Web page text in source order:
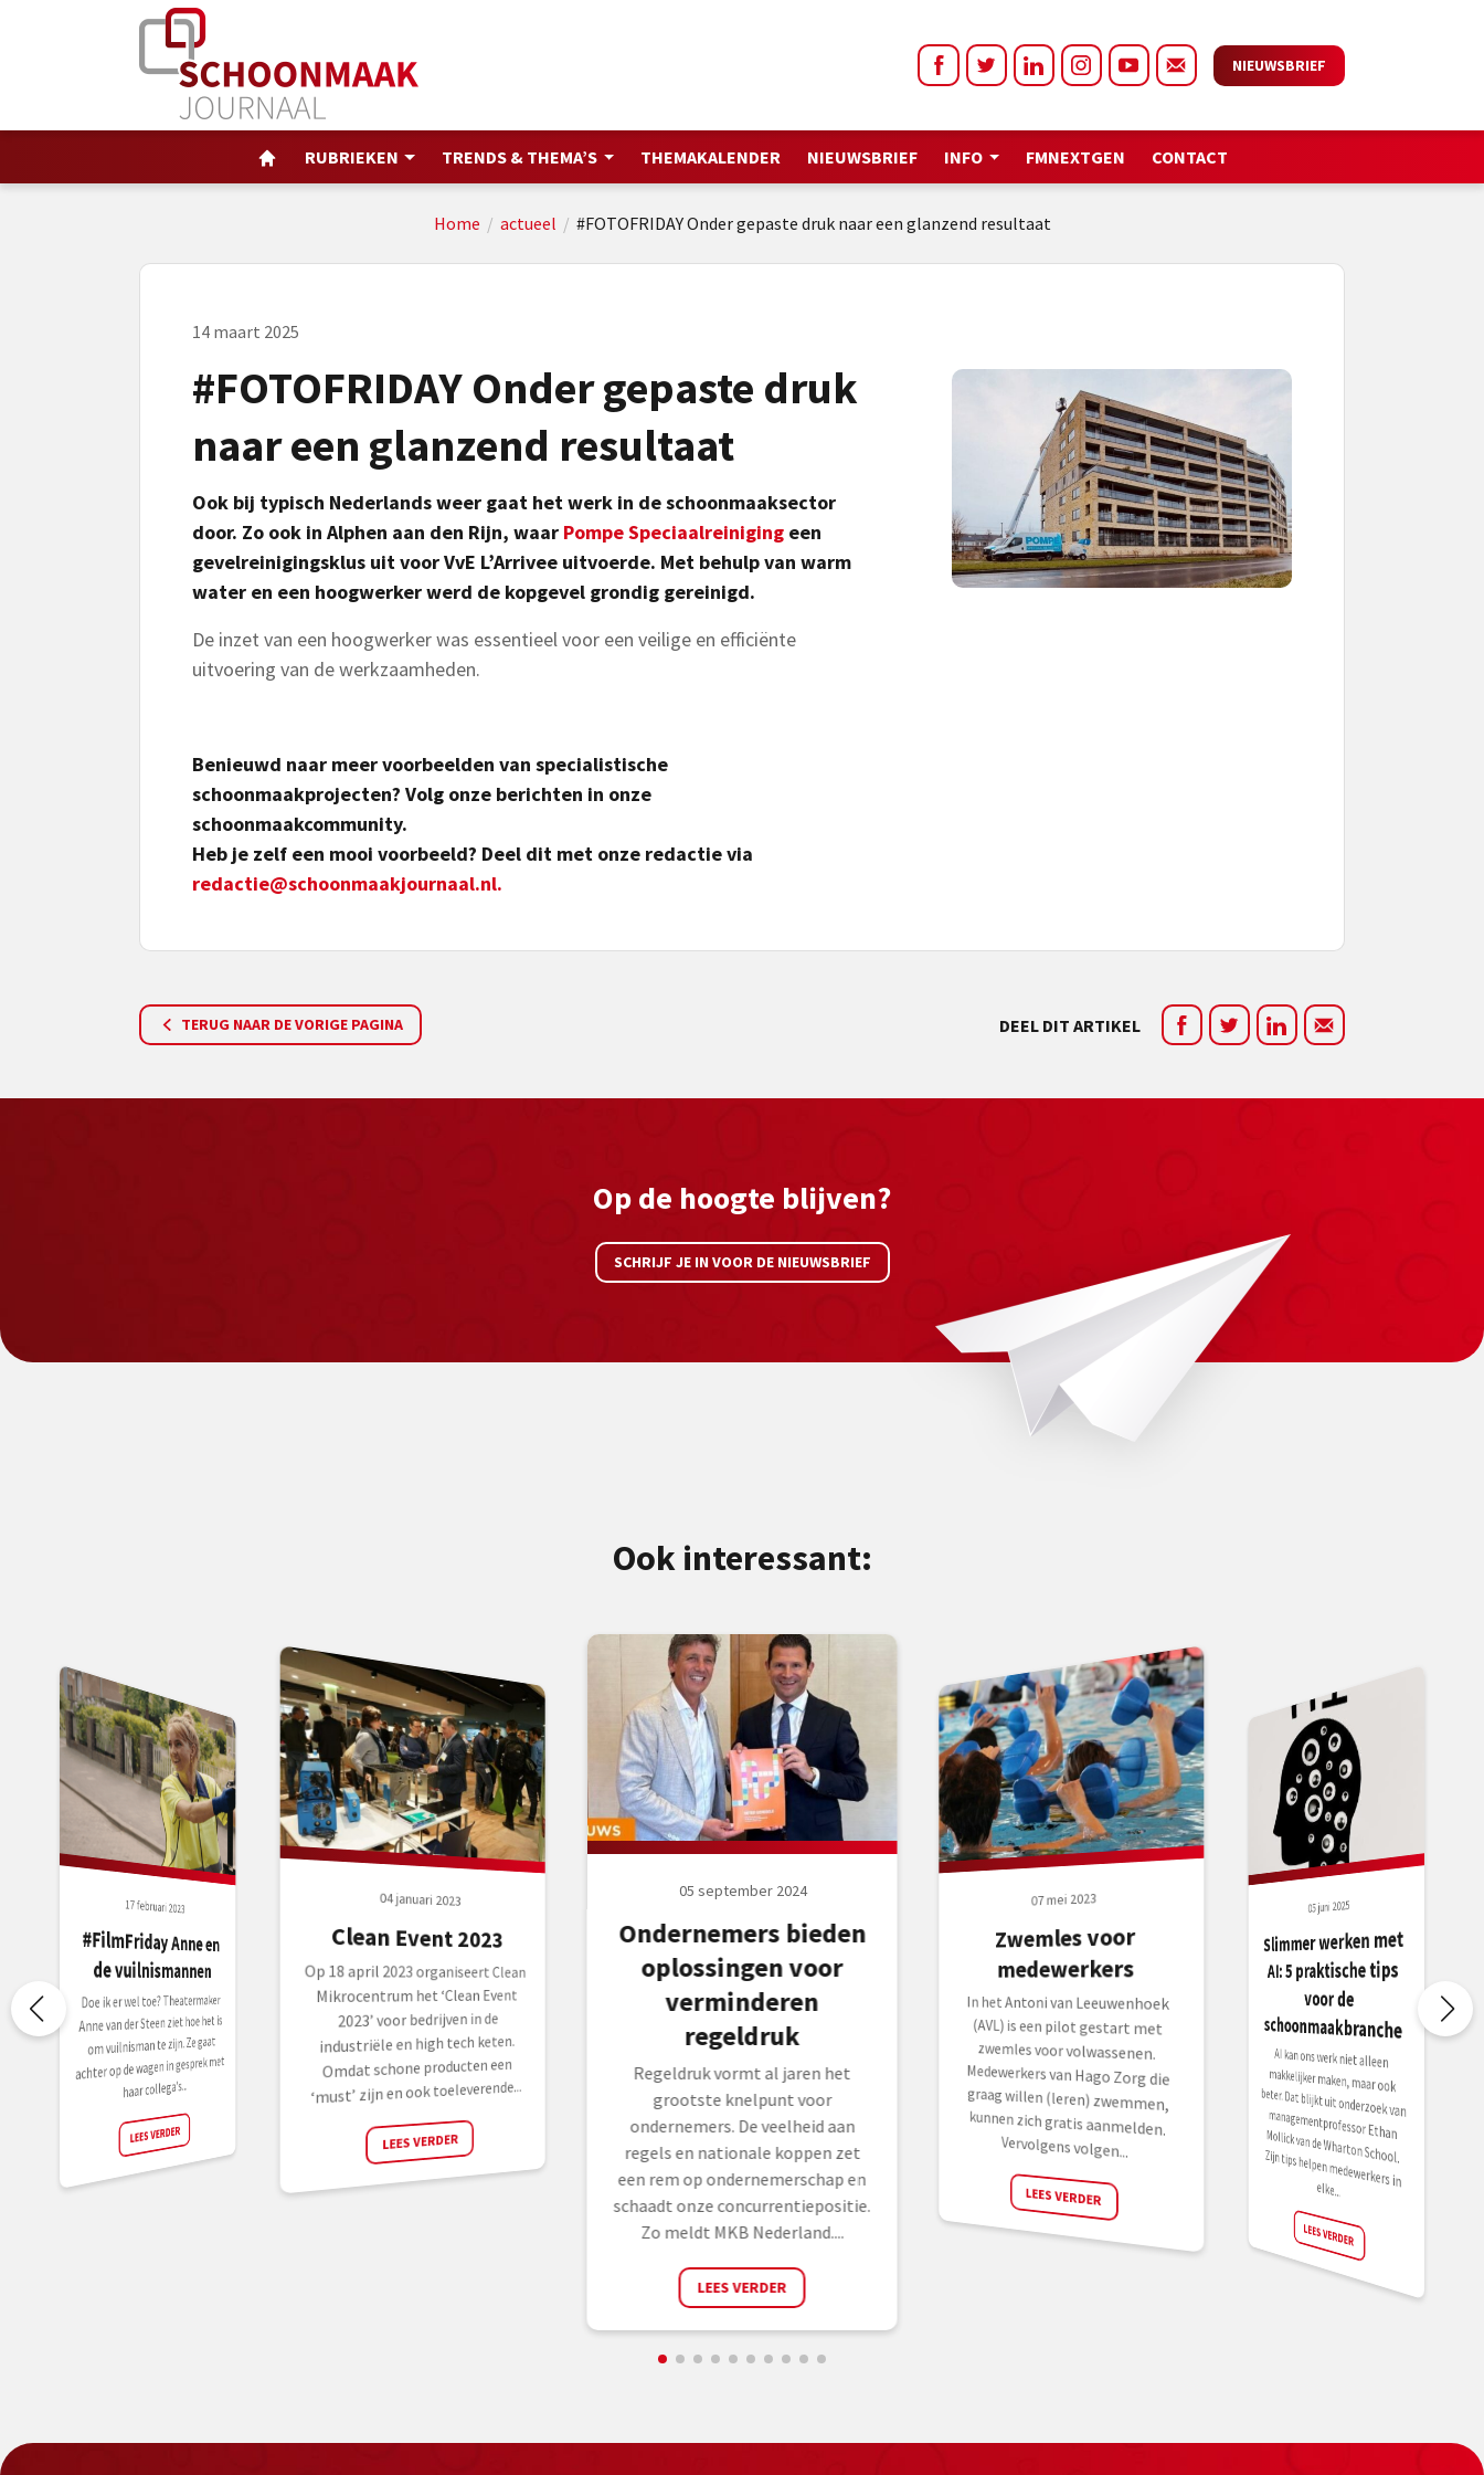
NIEUWSBRIEF
RUBRIEKEN TRENDS & THEMA’S THEMAKALENDER NIEUWSBRIEF INFO FMNEXTGEN CONTACT
Home / actueel / #FOTOFRIDAY Onder gepaste druk naar een glanzend resultaat
14 maart 2025
#FOTOFRIDAY Onder gepaste druk
naar een glanzend resultaat
Ook bij typisch Nederlands weer gaat het werk in de schoonmaaksector
door. Zo ook in Alphen aan den Rijn, waar Pompe Speciaalreiniging een
gevelreinigingsklus uit voor VvE L’Arrivee uitvoerde. Met behulp van warm
water en een hoogwerker werd de kopgevel grondig gereinigd.
De inzet van een hoogwerker was essentieel voor een veilige en efficiënte
uitvoering van de werkzaamheden.
Benieuwd naar meer voorbeelden van specialistische
schoonmaakprojecten? Volg onze berichten in onze
schoonmaakcommunity.
Heb je zelf een mooi voorbeeld? Deel dit met onze redactie via
redactie@schoonmaakjournaal.nl.
TERUG NAAR DE VORIGE PAGINA DEEL DIT ARTIKEL
Op de hoogte blijven?
SCHRIJF JE IN VOOR DE NIEUWSBRIEF
Ook interessant:
17 februari 2023
#FilmFriday Anne en
de vuilnismannen
Doe ik er wel toe? Theatermaker
Anne van der Steen ziet hoe het is
om vuilnisman te zijn. Ze gaat
achter op de wagen in gesprek met
haar collega’s...
LEES VERDER
04 januari 2023
Clean Event 2023
Op 18 april 2023 organiseert Clean
Mikrocentrum het ‘Clean Event
2023’ voor bedrijven in de
industriële en high tech keten.
Omdat schone producten een
‘must’ zijn en ook toeleverende...
LEES VERDER
05 september 2024
Ondernemers bieden
oplossingen voor
verminderen
regeldruk
Regeldruk vormt al jaren het
grootste knelpunt voor
ondernemers. De veelheid aan
regels en nationale koppen zet
een rem op ondernemerschap en
schaadt onze concurrentiepositie.
Zo meldt MKB Nederland....
LEES VERDER
07 mei 2023
Zwemles voor
medewerkers
In het Antoni van Leeuwenhoek
(AVL) is een pilot gestart met
zwemles voor volwassenen.
Medewerkers van Hago Zorg die
graag willen (leren) zwemmen,
kunnen zich gratis aanmelden.
Vervolgens volgen...
LEES VERDER
05 juni 2025
Slimmer werken met
AI: 5 praktische tips
voor de
schoonmaakbranche
AI kan ons werk niet alleen
makkelijker maken, maar ook
beter. Dat blijkt uit onderzoek van
managementprofessor Ethan Mollick van de Wharton School. Zijn tips helpen medewerkers in
elke...
LEES VERDER